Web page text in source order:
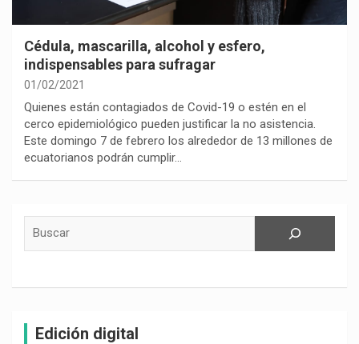
Cédula, mascarilla, alcohol y esfero,
indispensables para sufragar
01/02/2021
Quienes están contagiados de Covid-19 o estén en el
cerco epidemiológico pueden justificar la no asistencia.
Este domingo 7 de febrero los alrededor de 13 millones de
ecuatorianos podrán cumplir…
Edición digital